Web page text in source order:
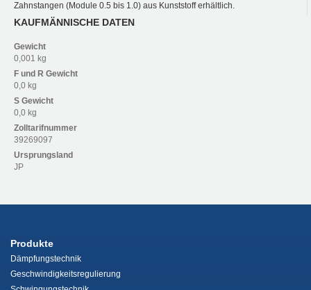
Zahnstangen (Module 0.5 bis 1.0) aus Kunststoff erhältlich.
KAUFMÄNNISCHE DATEN
Gewicht
0,001 kg
F und R Gewicht
0,0 kg
S Gewicht
0,0 kg
Zolltarifnummer
39269097
Ursprungsland
JP
Produkte
Dämpfungstechnik
Geschwindigkeitsregulierung